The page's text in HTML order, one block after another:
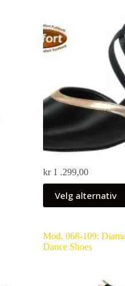
kr1 .299,00
Velg alternativ
Mod. 068-109:
Dance Shoes